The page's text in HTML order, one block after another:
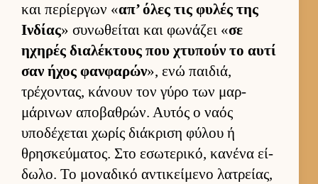
και περίερ­γων «απ’ όλες τις φυλές της
Ιν­δίας» συνωθεί­ται και φωνάζει «σε
ηχηρές δια­λέκτους που χτυπούν το αυτί
σαν ήχος φαν­φαρών», ενώ παι­διά,
τρέχοντας, κάνουν τον γύρο των μαρ­
μάρινων αποβαθρών. Αυ­τός ο ναός
υποδέχεται χωρίς διάκριση φύλου ή
θρησκεύ­ματος. Στο εσωτερικό, κανένα εί­
δωλο. Το μοναδικό αντικεί­μενο λατρεί­ας,